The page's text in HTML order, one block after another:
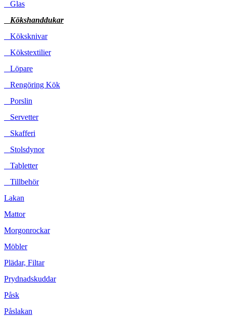
Glas
Kökshanddukar
Köksknivar
Kökstextilier
Löpare
Rengöring Kök
Porslin
Servetter
Skafferi
Stolsdynor
Tabletter
Tillbehör
Lakan
Mattor
Morgonrockar
Möbler
Plädar, Filtar
Prydnadskuddar
Påsk
Påslakan